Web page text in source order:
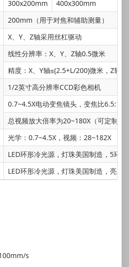
300x200mm
400x300mm
200mm（用于对焦和辅助测量）
X、Y、Z轴采用丝杠驱动
线性分辨率：X、Y、Z轴0.5微米
精度：X、Y轴≤(2.5+L/200)微米，Z轴
1/2英寸高分辨率CCD彩色相机
0.7~4.5X电动变焦镜头，变焦比6.5:1
总视频放大倍率为20~180X（可定制）
光学：0.7~4.5X，视频：28~182X
LED环形冷光源，灯珠美国制造，5环8
LED环形冷光源，灯珠美国制造，亮度
s